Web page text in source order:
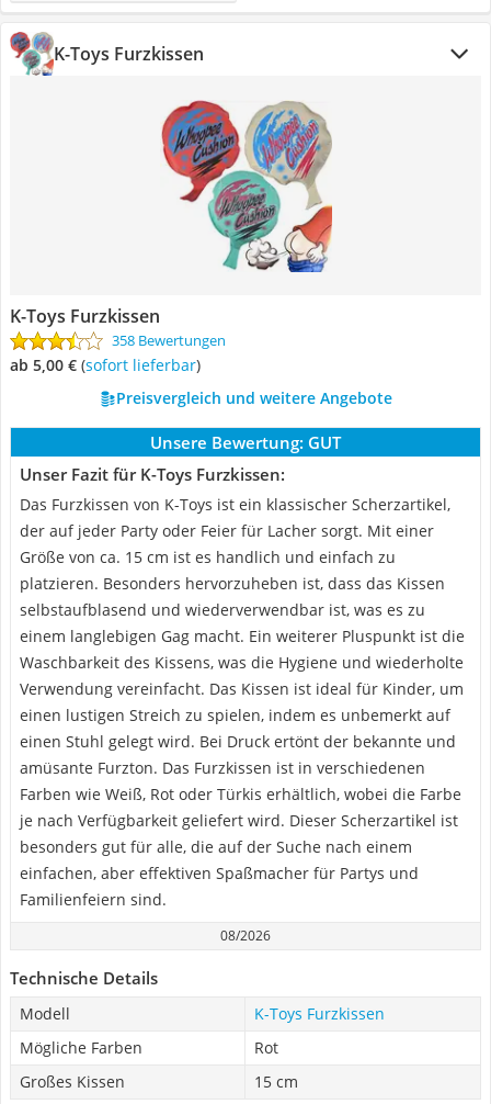
K-Toys Furzkissen
K-Toys Furzkissen
358 Bewertungen
ab 5,00 € ( Sofort lieferbar)
Preisvergleich und weitere Angebote
Unsere Bewertung: GUT
Unser Fazit für K-Toys Furzkissen:
Das Furzkissen von K-Toys ist ein klassischer Scherzartikel,
der auf jeder Party oder Feier für Lacher sorgt. Mit einer
Größe von ca. 15 cm ist es handlich und einfach zu
platzieren. Besonders hervorzuheben ist, dass das Kissen
selbstaufblasend und wiederverwendbar ist, was es zu
einem langlebigen Gag macht. Ein weiterer Pluspunkt ist die
Waschbarkeit des Kissens, was die Hygiene und wiederholte
Verwendung vereinfacht. Das Kissen ist ideal für Kinder, um
einen lustigen Streich zu spielen, indem es unbemerkt auf
einen Stuhl gelegt wird. Bei Druck ertönt der bekannte und
amüsante Furzton. Das Furzkissen ist in verschiedenen
Farben wie Weiß, Rot oder Türkis erhältlich, wobei die Farbe
je nach Verfügbarkeit geliefert wird. Dieser Scherzartikel ist
besonders gut für alle, die auf der Suche nach einem
einfachen, aber effektiven Spaßmacher für Partys und
Familienfeiern sind.
08/2026
Technische Details
Modell
K-Toys Furzkissen
Mögliche Farben
Rot
Großes Kissen
15 cm